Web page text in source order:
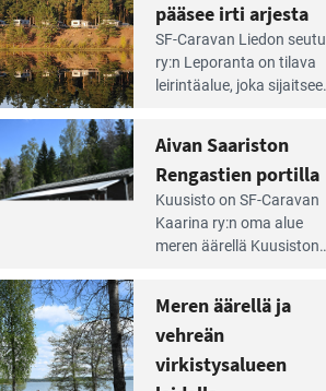
pääsee irti arjesta
SF-Caravan Liedon seutu
ry:n Leporanta on tilava
leirintäalue, joka sijaitsee
ympärillä. – Lampi on
upea ja puhdas, ja se
tarjoaa ympäris­töineen
kauniit maisemat ja
loistavat virkistäytymis­
Aivan Saariston
Rengastien portilla
Kuusisto on SF-Caravan
Kaarina ry:n oma alue
meren äärellä Kuusiston
lapsiystävällinen,
rauhallinen ja
silmiinpistävän siisti.
Meren äärellä ja
vehreän
virkistysalueen